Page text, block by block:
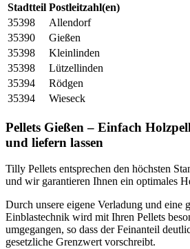
Stadtteil Postleitzahl(en)
35398
Allendorf
35390
Gießen
35398
Kleinlinden
35398
Lützellinden
35394
Rödgen
35394
Wieseck
Pellets Gießen – Einfach
und liefern lassen
Tilly Pellets entsprechen den höchsten
und wir garantieren Ihnen ein optimales
Durch unsere eigene Verladung und eine
Einblastechnik wird mit Ihren Pellets
umgegangen, so dass der Feinanteil
gesetzliche Grenzwert vorschreibt.